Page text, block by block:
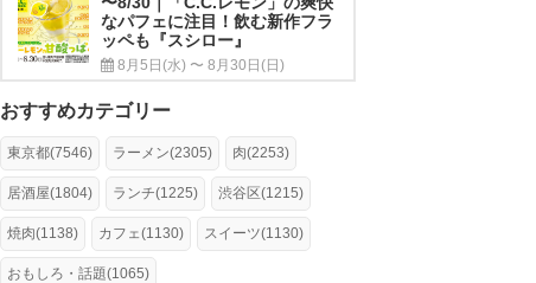
なパフェに注目！飲む新作フラ
ッペも『スシロー』
8月5日(水) 〜 8月30日(日)
おすすめカテゴリー
東京都(7546) ラーメン(2305) 肉(2253)
居酒屋(1804) ランチ(1225) 渋谷区(1215)
焼肉(1138) カフェ(1130) スイーツ(1130)
おもしろ・話題(1065)